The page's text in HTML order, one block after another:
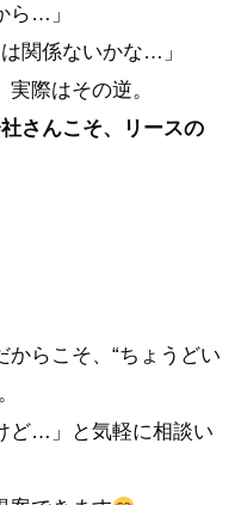
ら…」
関係ないかな…」
際はその逆。
さんこそ、リースの
らこそ、“ちょうどい
ど…」と気軽に相談い